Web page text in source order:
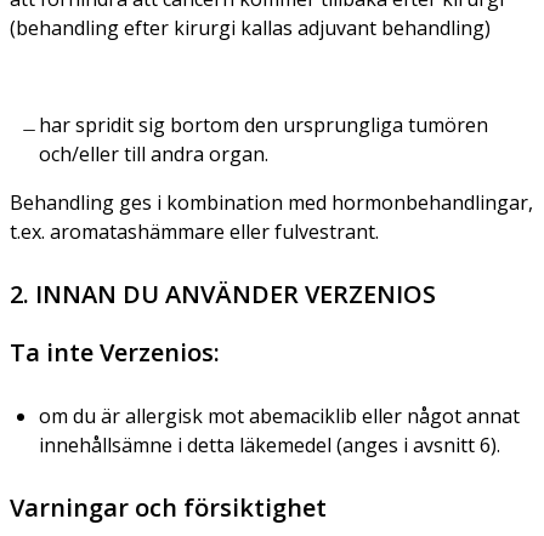
(behandling efter kirurgi kallas adjuvant behandling)
har spridit sig bortom den ursprungliga tumören
och/eller till andra organ.
Behandling ges i kombination med hormonbehandlingar,
t.ex. aromatashämmare eller fulvestrant.
2. INNAN DU ANVÄNDER VERZENIOS
Ta inte Verzenios:
om du är allergisk mot abemaciklib eller något annat
innehållsämne i detta läkemedel (anges i avsnitt 6).
Varningar och försiktighet